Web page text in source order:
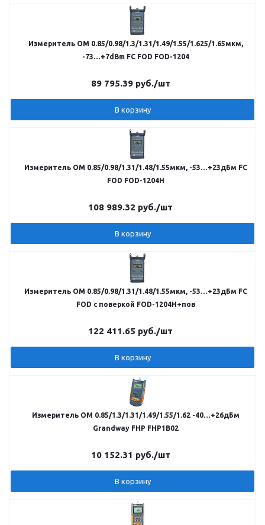
Измеритель ОМ 0.85/0.98/1.3/1.31/1.49/1.55/1.625/1.65мкм,
-73…+7dBm FC FOD FOD-1204
89 795.39руб./шт
В корзину
Измеритель ОМ 0.85/0.98/1.31/1.48/1.55мкм, -53…+23дБм FC
FOD FOD-1204H
108 989.32 руб./шт
В корзину
Измеритель ОМ 0.85/0.98/1.31/1.48/1.55мкм, -53…+23дБм FC
FOD с поверкой FOD-1204H+пов
122 411.65 руб./шт
В корзину
Измеритель ОМ 0.85/1.3/1.31/1.49/1.55/1.62 -40…+26дБм
Grandway FHP FHP1B02
10 152.31 руб./шт
В корзину